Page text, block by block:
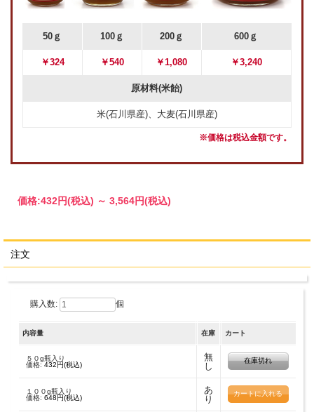
50ｇ 100ｇ 200ｇ 600ｇ
￥324 ￥540 ￥1,080 ￥3,240
原材料(米飴)
米(石川県産)、大麦(石川県産)
※価格は税込金額です。
価格:432円(税込) ～ 3,564円(税込)
注文
購入数: 個
内容量 在庫 カート
５０g瓶入り
価格:432円(税込)
無
し
在庫切れ
１００g瓶入り
価格: 648円(税込)
あ
り